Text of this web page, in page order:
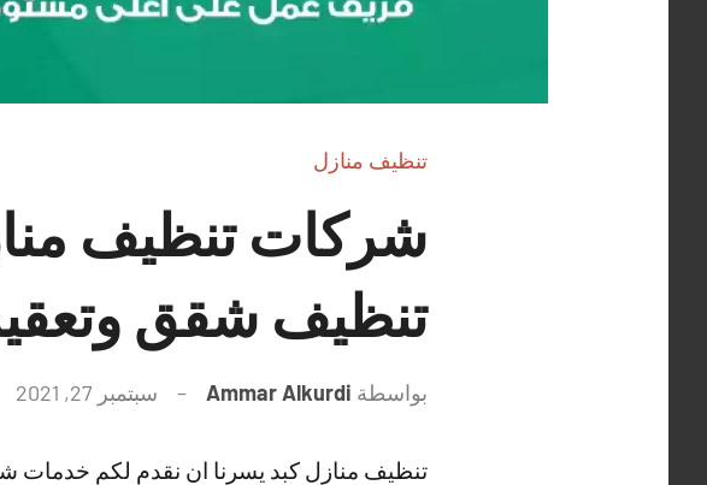
تنظيف منازل
تنظيف شقق
بواسطة Ammar Alkurdi سبتمبر 27, 2021
تنظيف منازل كبد يسرنا ان نقدم لكم خدمات